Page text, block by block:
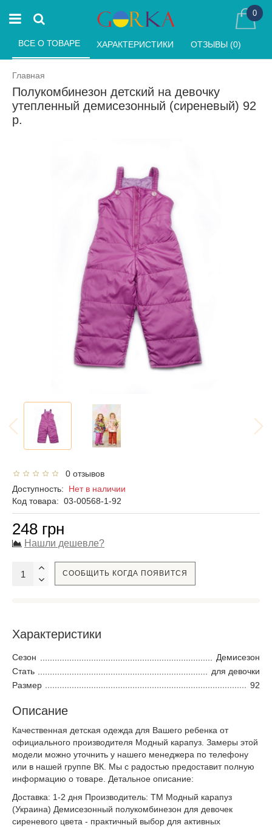
0
Главная
Полукомбинезон детский на девочку
утепленный демисезонный (сиреневый) 92
р.
ВСЕ О ТОВАРЕ ХАРАКТЕРИСТИКИ ОТЗЫВЫ (0)
0 отзывов
Доступность: Нет в наличии
Код товара: 03-00568-1-92
248 грн
Нашли дешевле?
СООБЩИТЬ КОГДА ПОЯВИТСЯ
Характеристики
Сезон
Демисезон
Стать
для девочки
Размер
92
Описание
Качественная детская одежда для Вашего ребенка от
официального производителя Модный карапуз. Замеры этой
модели можно уточнить у нашего менеджера по телефону
или в нашей группе ВК. Мы с радостью предоставит полную
информацию о товаре. Детальное описание:
Доставка: 1-2 дня Производитель: ТМ Модный карапуз
(Украина) Демисезонный полукомбинезон для девочек
сиреневого цвета - практичный выбор для активных